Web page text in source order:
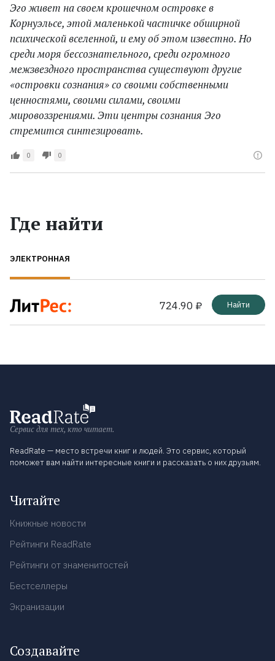
Эго живет на своем крошечном островке в
Корнуэльсе, этой маленькой частичке обширной
психической вселенной, и ему об этом известно. Но
среди моря бессознательного, среди огромного
межзвездного пространства существуют другие
«островки сознания» со своими собственными
ценностями, своими силами, своими
мировоззрениями. Эти центры сознания Эго
стремится синтезировать.
0 0
Где найти
ЭЛЕКТРОННАЯ
724.90 ₽ Найти
Сервис для тех, кто читает.
ReadRate — место встречи книг и людей. Это сервис, который
поможет вам найти интересные книги и рассказать о них друзьям.
Читайте
Книжные новости
Рейтинги ReadRate
Рейтинги от знаменитостей
Бестселлеры
Экранизации
Создавайте